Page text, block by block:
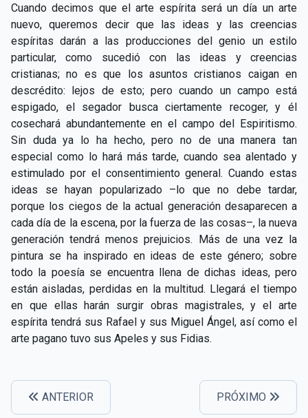
Cuando decimos que el arte espírita será un día un arte
nuevo, queremos decir que las ideas y las creencias
espíritas darán a las producciones del genio un estilo
particular, como sucedió con las ideas y creencias
cristianas; no es que los asuntos cristianos caigan en
descrédito: lejos de esto; pero cuando un campo está
espigado, el segador busca ciertamente recoger, y él
cosechará abundantemente en el campo del Espiritismo.
Sin duda ya lo ha hecho, pero no de una manera tan
especial como lo hará más tarde, cuando sea alentado y
estimulado por el consentimiento general. Cuando estas
ideas se hayan popularizado –lo que no debe tardar,
porque los ciegos de la actual generación desaparecen a
cada día de la escena, por la fuerza de las cosas–, la nueva
generación tendrá menos prejuicios. Más de una vez la
pintura se ha inspirado en ideas de este género; sobre
todo la poesía se encuentra llena de dichas ideas, pero
están aisladas, perdidas en la multitud. Llegará el tiempo
en que ellas harán surgir obras magistrales, y el arte
espírita tendrá sus Rafael y sus Miguel Ángel, así como el
arte pagano tuvo sus Apeles y sus Fidias.
ANTERIOR PRÓXIMO